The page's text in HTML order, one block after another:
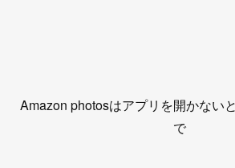
Amazon photosはアプリを開かない
で